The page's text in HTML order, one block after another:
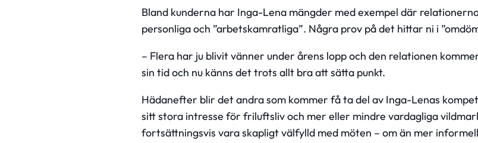
Bland kunderna har Inga-Lena mängder med exempel där
personliga och ”arbetskamratliga”. Några prov på det hittar ni i
– Flera har ju blivit vänner under årens lopp och den relationen
sin tid och nu känns det trots allt bra att sätta punkt.
Hädanefter blir det andra som kommer få ta del av Inga-Lenas
sitt stora intresse för friluftsliv och mer eller mindre vardagliga
fortsättningsvis vara skapligt välfylld med möten – om än mer